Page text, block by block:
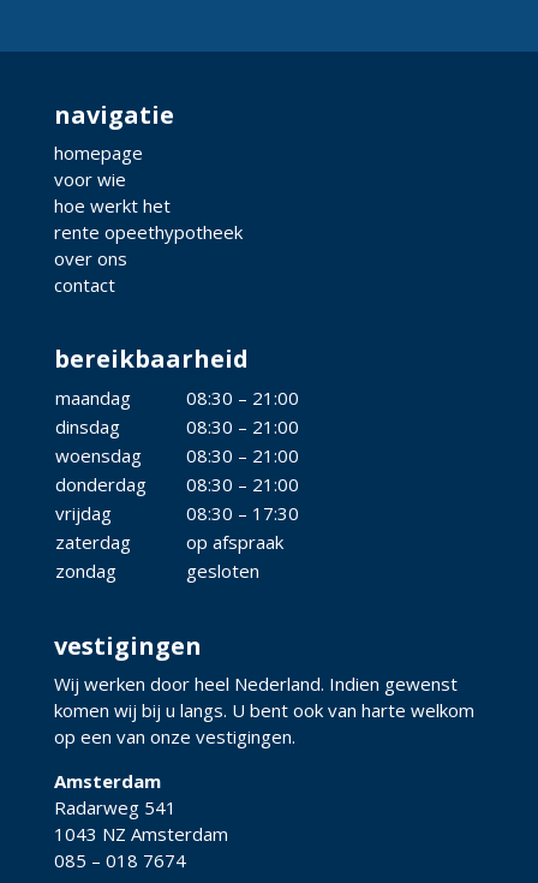
navigatie
homepage
voor wie
hoe werkt het
rente opeethypotheek
over ons
contact
bereikbaarheid
maandag
08:30 – 21:00
dinsdag
08:30 – 21:00
woensdag
08:30 – 21:00
donderdag
08:30 – 21:00
vrijdag
08:30 – 17:30
zaterdag
op afspraak
zondag
gesloten
vestigingen
Wij werken door heel Nederland. Indien gewenst
komen wij bij u langs. U bent ook van harte welkom
op een van onze vestigingen.
Amsterdam
Radarweg 541
1043 NZ Amsterdam
085 – 018 7674